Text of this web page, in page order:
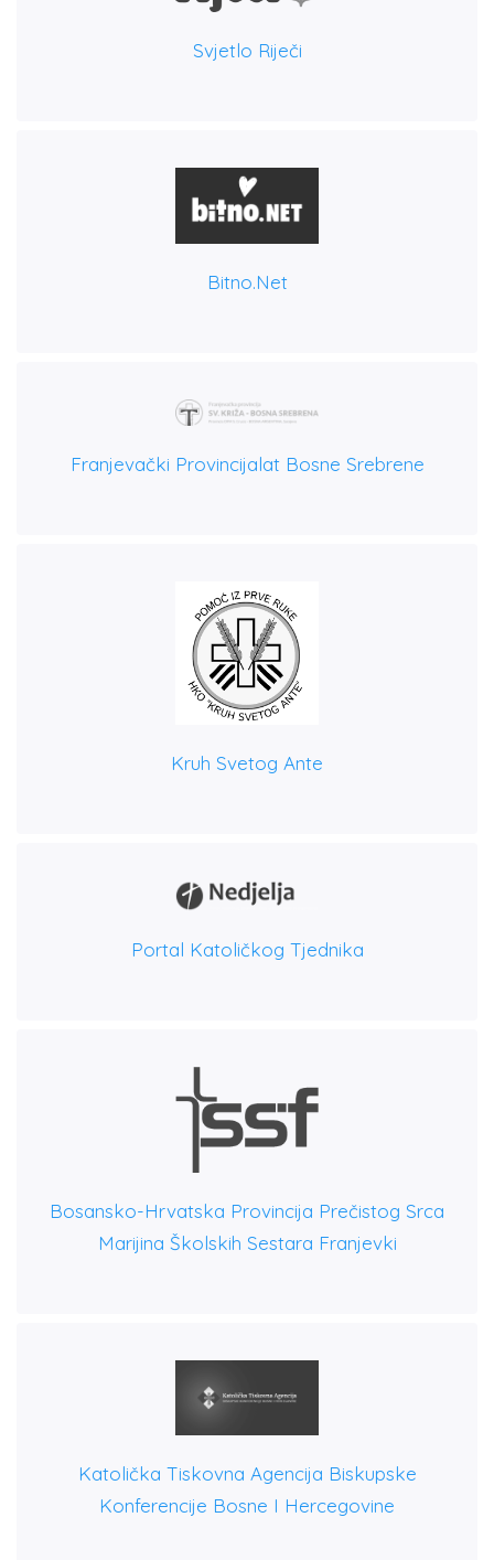
Svjetlo Riječi
Bitno.net
Franjevački Provincijalat Bosne Srebrene
Kruh Svetog Ante
Portal Katoličkog Tjednika
Bosansko-Hrvatska Provincija Prečistog Srca
Marijina Školskih Sestara Franjevki
Katolička Tiskovna Agencija Biskupske
Konferencije Bosne I Hercegovine